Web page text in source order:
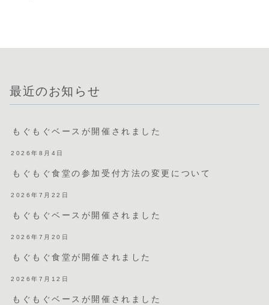
最近のお知らせ
もぐもぐベースが開催されました
2026年8月4日
もぐもぐ食堂の参加受付方法の変更について
2026年7月22日
もぐもぐベースが開催されました
2026年7月20日
もぐもぐ食堂が開催されました
2026年7月12日
もぐもぐベースが開催されました